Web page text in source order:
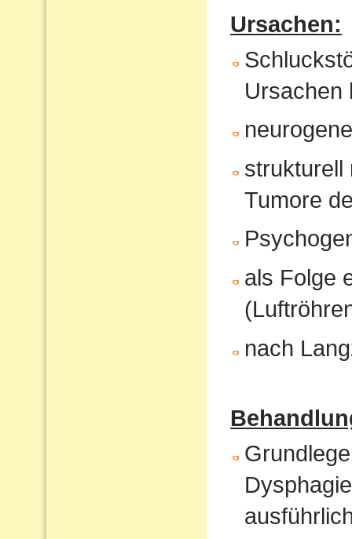
Ursachen:
Ursachen
strukturell
Tumore
als Folge
nach